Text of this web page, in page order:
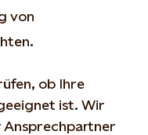
von
ob Ihre
ist. Wir
Ansprechpartner